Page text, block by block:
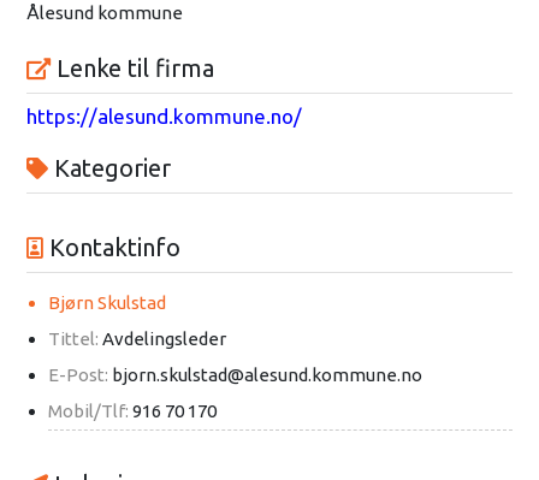
Ålesund kommune
Lenke til firma
https://alesund.kommune.no/
Kategorier
Kontaktinfo
Bjørn Skulstad
Tittel: Avdelingsleder
E-Post: bjorn.skulstad@alesund.kommune.no
Mobil/Tlf: 916 70 170